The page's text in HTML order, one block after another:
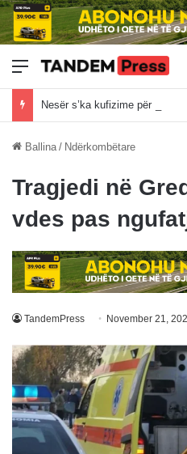
Meny
Nesër s’ka kufizime për
Ballina / Ndërkombëtare
Tragjedi në
vdes pas
TandemPress November 21,